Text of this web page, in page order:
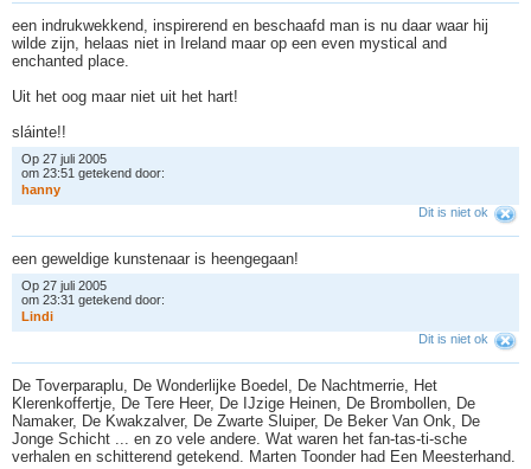
een indrukwekkend, inspirerend en beschaafd man is nu daar waar hij
wilde zijn, helaas niet in Ireland maar op een even mystical and
enchanted place.
Uit het oog maar niet uit het hart!
sláinte!!
Op 27 juli 2005
om 23:51 getekend door:
hanny
Dit is niet ok
een geweldige kunstenaar is heengegaan!
Op 27 juli 2005
om 23:31 getekend door:
Lindi
Dit is niet ok
De Toverparaplu, De Wonderlijke Boedel, De Nachtmerrie, Het
Klerenkoffertje, De Tere Heer, De IJzige Heinen, De Brombollen, De
Namaker, De Kwakzalver, De Zwarte Sluiper, De Beker Van Onk, De
Jonge Schicht ... en zo vele andere. Wat waren het fan-tas-ti-sche
verhalen en schitterend getekend. Marten Toonder had Een Meesterhand.